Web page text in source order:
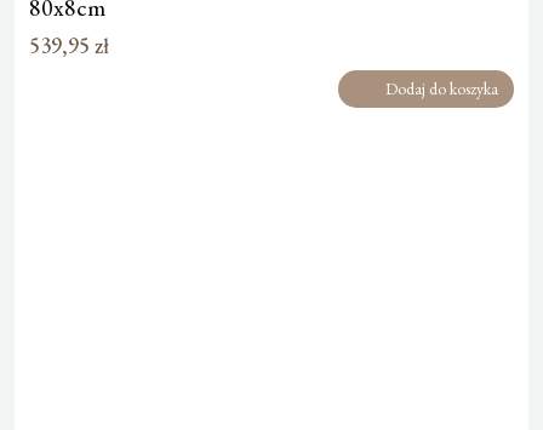
80x8cm
539,95 zł
Dodaj do koszyka